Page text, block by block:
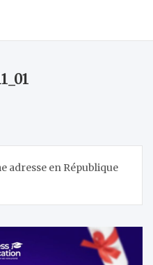
adresse en République